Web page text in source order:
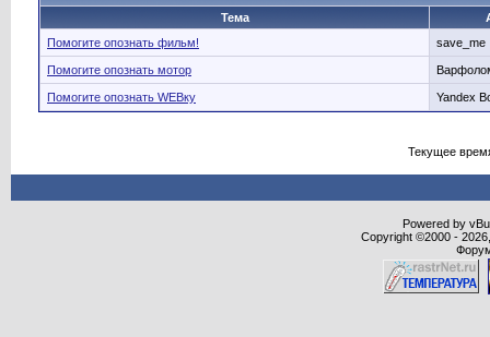
Тема
Помогите опознать фильм!
save_me
Помогите опознать мотор
Помогите опознать WEBку Yandex
Текущее
Powered by
Copyright ©2000 -